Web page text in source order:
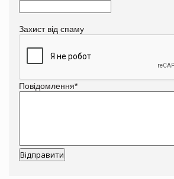
Захист від спаму
Повідомлення*